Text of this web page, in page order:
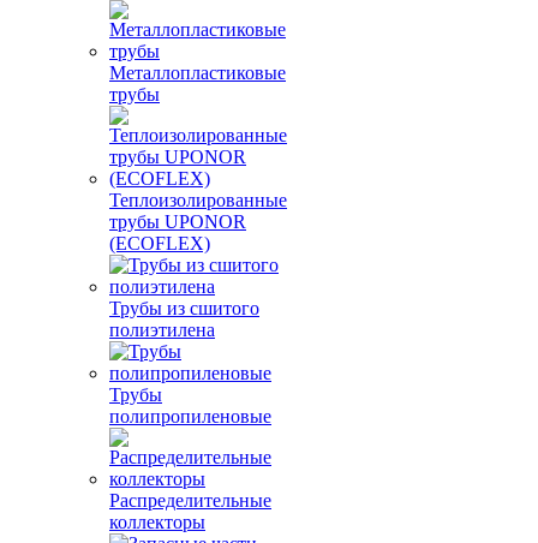
Металлопластиковые
трубы
Теплоизолированные
трубы UPONOR
(ECOFLEX)
Трубы из сшитого
полиэтилена
Трубы
полипропиленовые
Распределительные
коллекторы